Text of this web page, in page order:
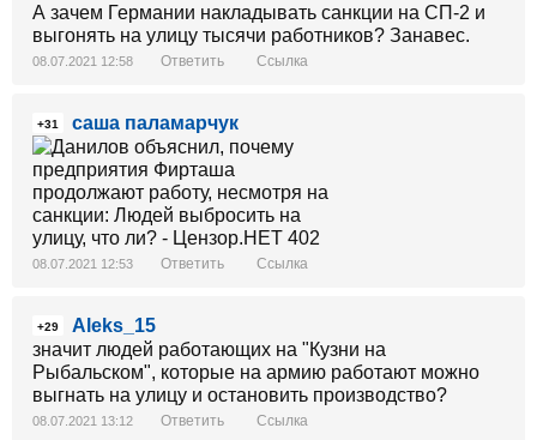
А зачем Германии накладывать санкции на СП-2 и
выгонять на улицу тысячи работников? Занавес.
08.07.2021 12:58 Ответить Ссылка
+31 саша паламарчук
08.07.2021 12:53 Ответить Ссылка
+29
Aleks_15
значит людей работающих на "Кузни на
Рыбальском", которые на армию работают можно
выгнать на улицу и остановить производство?
08.07.2021 13:12 Ответить Ссылка